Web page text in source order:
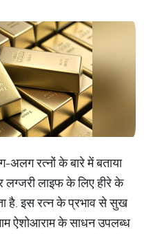
अलग रत्नों के बारे में बताया
लाइफ के लिए हीरे के
है. इस रत्न के प्रभाव से सुख
ऐशोआराम के साधन उपलब्ध